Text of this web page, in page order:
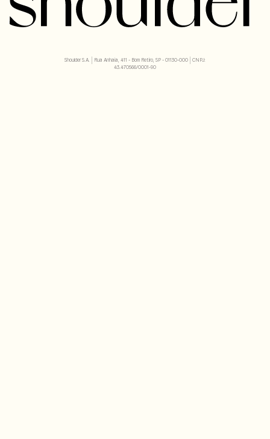
Shoulder S.A. | Rua Anhaia, 411 - Bom Retiro, SP - 01130-000 | CNPJ:
43.470566/0001-90